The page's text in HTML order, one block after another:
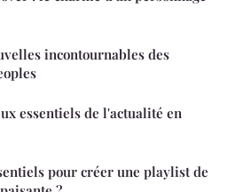
incontournables des
essentiels de l'actualité en
pour créer une playlist de